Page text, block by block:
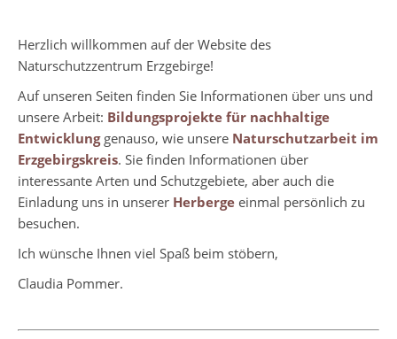
Herzlich willkommen auf der Website des
Naturschutzzentrum Erzgebirge!
Auf unseren Seiten finden Sie Informationen über uns und
unsere Arbeit: Bildungsprojekte für nachhaltige
Entwicklung genauso, wie unsere Naturschutzarbeit im
Erzgebirgskreis. Sie finden Informationen über
interessante Arten und Schutzgebiete, aber auch die
Einladung uns in unserer Herberge einmal persönlich zu
besuchen.
Ich wünsche Ihnen viel Spaß beim stöbern,
Claudia Pommer.